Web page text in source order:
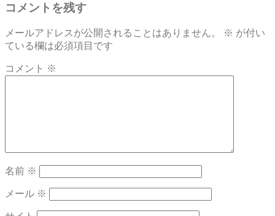
コメントを残す
メールアドレスが公開されることはありません。 ※ が付い
ている欄は必須項目です
コメント ※
名前 ※
メール ※